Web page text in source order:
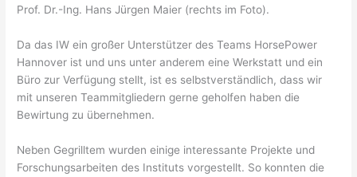
Prof. Dr.-Ing. Hans Jürgen Maier (rechts im Foto).
Da das IW ein großer Unterstützer des Teams HorsePower
Hannover ist und uns unter anderem eine Werkstatt und ein
Büro zur Verfügung stellt, ist es selbstverständlich, dass wir
mit unseren Teammitgliedern gerne geholfen haben die
Bewirtung zu übernehmen.
Neben Gegrilltem wurden einige interessante Projekte und
Forschungsarbeiten des Instituts vorgestellt. So konnten die